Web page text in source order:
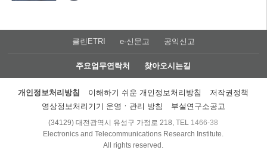
클린ETRI e-신문고 공익신고
주요업무연락처 찾아오시는길
개인정보처리방침 이해하기 쉬운 개인정보처리방침
저작권정책
영상정보처리기기 운영ㆍ관리 방침
부설연구소공고
(34129) 대전광역시 유성구 가정로 218, TEL 1466-38
Electronics and Telecommunications Research Institute.
All rights reserved.